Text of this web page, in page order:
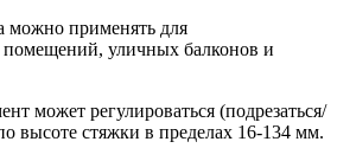
можно применять для
уличных балконов и
может регулироваться (подрезаться/
высоте стяжки в пределах 16-134 мм.